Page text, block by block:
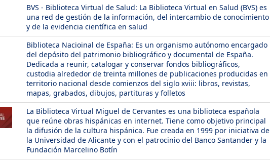
BVS - Biblioteca Virtual de Salud: La Biblioteca Virtual en Salud (BVS) es
una red de gestión de la información, del intercambio de conocimiento
y de la evidencia científica en salud
Biblioteca Nacioinal de España: Es un organismo autónomo​ encargado
del depósito del patrimonio bibliográfico y documental de España.
Dedicada a reunir, catalogar y conservar fondos bibliográficos,
custodia alrededor de treinta millones de publicaciones producidas en
territorio nacional desde comienzos del siglo xviii: libros, revistas,
mapas, grabados, dibujos, partituras y folletos
La Biblioteca Virtual Miguel de Cervantes es una biblioteca española
que reúne obras hispánicas en internet. Tiene como objetivo principal
la difusión de la cultura hispánica. Fue creada en 1999 por iniciativa de
la Universidad de Alicante y con el patrocinio del Banco Santander y la
Fundación Marcelino Botín